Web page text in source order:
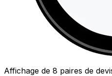
Affichage de 8 paires de